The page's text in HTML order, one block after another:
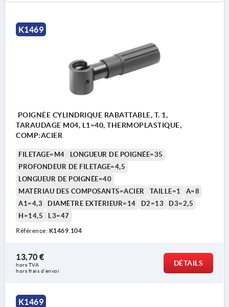
K1469
POIGNÉE CYLINDRIQUE RABATTABLE, T. 1,
TARAUDAGE M04, L1=40, THERMOPLASTIQUE,
COMP:ACIER
FILETAGE=M4
LONGUEUR DE POIGNÉE=35
PROFONDEUR DE FILETAGE=4,5
LONGUEUR DE POIGNÉE=40
MATÉRIAU DES COMPOSANTS=ACIER
TAILLE=1
A=8
A1=4,3
DIAMÈTRE EXTÉRIEUR=14 D2=13
D3=2,5
H=14,5
L3=47
Référence: K1469.104
13,70 €
hors TVA
hors frais d’envoi
DÉTAILS
K1469